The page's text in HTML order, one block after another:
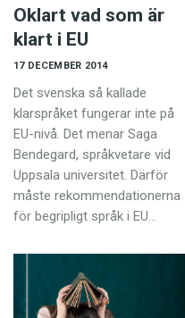
Oklart vad som är
klart i EU
17 DECEMBER 2014
Det svenska så kallade
klarspråket fungerar inte på
EU-nivå. Det menar Saga
Bendegard, språkvetare vid
Uppsala universitet. Därför
måste rekommendationerna
för begripligt språk i EU…